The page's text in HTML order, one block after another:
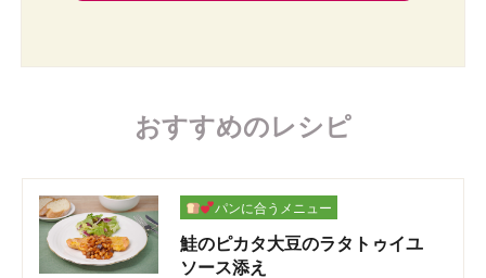
おすすめのレシピ
パンに合うメニュー
鮭のピカタ大豆のラタトゥイユ
ソース添え